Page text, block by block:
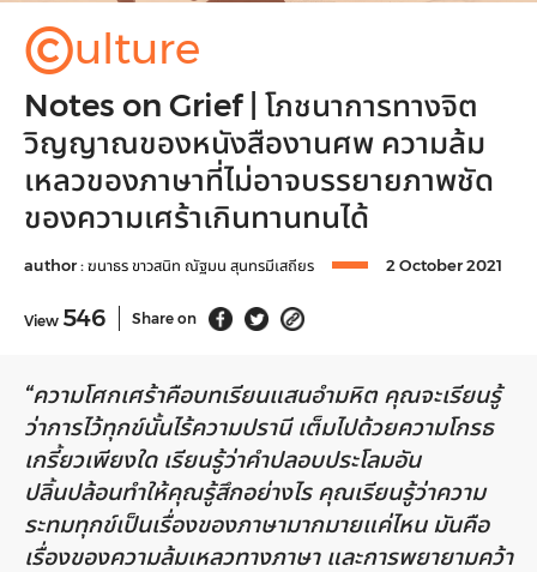
©ulture
Notes on Grief | โภชนาการทางจิต
วิญญาณของหนังสืองานศพ ความล้ม
เหลวของภาษาที่ไม่อาจบรรยายภาพชัด
ของความเศร้าเกินทานทนได้
author :ฆนาธร ขาวสนิท ณัฐมน สุนทรมีเสถียร 2 October 2021
View 546 Share on
“ความโศกเศร้าคือบทเรียนแสนอำมหิต คุณจะเรียนรู้
ว่าการไว้ทุกข์นั้นไร้ความปรานี เต็มไปด้วยความโกรธ
เกรี้ยวเพียงใด เรียนรู้ว่าคำปลอบประโลมอัน
ปลิ้นปล้อนทำให้คุณรู้สึกอย่างไร คุณเรียนรู้ว่าความ
ระทมทุกข์เป็นเรื่องของภาษามากมายแค่ไหน มันคือ
เรื่องของความล้มเหลวทางภาษา และการพยายามคว้า